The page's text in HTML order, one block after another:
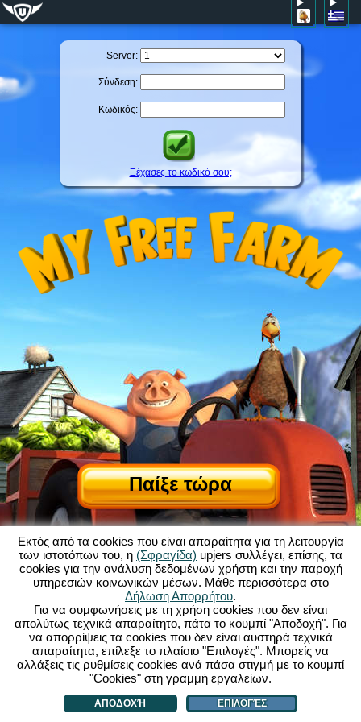
Server:
Σύνδεση:
Κωδικός:
Ξέχασες το κωδικό σου;
Παίξε τώρα
Σχετικά με το My Free Farm|
Η ιστορία πίσω από αυτό το παιχνίδι browser
Επικοινωνία/Συντελεστές|
Δήλωση Προστασίας Προσωπικών Δεδομένων|Κανόνες| Φόρουμ|
Υποστήριξη|My Free Farm 2 App |Google Play| App Store|
Παιχνίδια Browser - upjers.com|Διαχείριση Cookies
Εκτός από τα cookies που είναι απαραίτητα για τη λειτουργία
των ιστοτόπων του, η (Σφραγίδα) upjers συλλέγει, επίσης, τα
cookies για την ανάλυση δεδομένων χρήστη και την παροχή
υπηρεσιών κοινωνικών μέσων. Μάθε περισσότερα στο
Δήλωση Απορρήτου.
Για να συμφωνήσεις με τη χρήση cookies που δεν είναι
απολύτως τεχνικά απαραίτητο, πάτα το κουμπί "Αποδοχή". Για
να απορρίψεις τα cookies που δεν είναι αυστηρά τεχνικά
απαραίτητα, επίλεξε το πλαίσιο "Επιλογές". Μπορείς να
αλλάξεις τις ρυθμίσεις cookies ανά πάσα στιγμή με το κουμπί
"Cookies" στη γραμμή εργαλείων.
ΑΠΟΔΟΧΉ ΕΠΙΛΟΓΈΣ